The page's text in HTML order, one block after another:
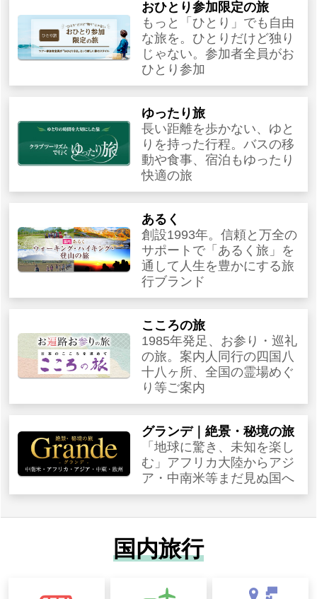
おひとり参加限定の旅
もっと「ひとり」でも自由
な旅を。ひとりだけど独り
じゃない。参加者全員がお
ひとり参加
ゆったり旅
長い距離を歩かない、ゆと
りを持った行程。バスの移
動や食事、宿泊もゆったり
快適の旅
あるく
創設1993年。信頼と万全の
サポートで「あるく旅」を
通して人生を豊かにする旅
行ブランド
こころの旅
1985年発足、お参り・巡礼
の旅。案内人同行の四国八
十八ヶ所、全国の霊場めぐ
り等ご案内
グランデ｜絶景・秘境の旅
「地球に驚き、未知を楽し
む」アフリカ大陸からアジ
ア・中南米等まだ見ぬ国へ
国内旅行